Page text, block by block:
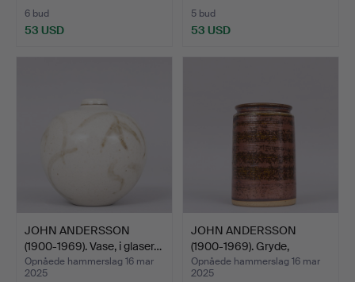
6 bud
53 USD
5 bud
53 USD
JOHN ANDERSSON
(1900-1969). Vase, i glaser…
Opnåede hammerslag 16 mar
2025
JOHN ANDERSSON
(1900-1969). Gryde,
glasere…
Opnåede hammerslag 16 mar
2025